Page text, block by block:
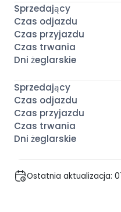
Ostatnia aktualizacja: